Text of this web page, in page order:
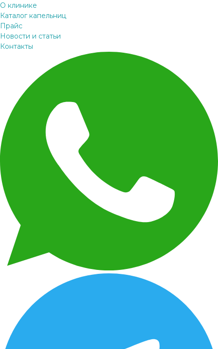
О клинике
Каталог капельниц
Прайс
Новости и статьи
Контакты